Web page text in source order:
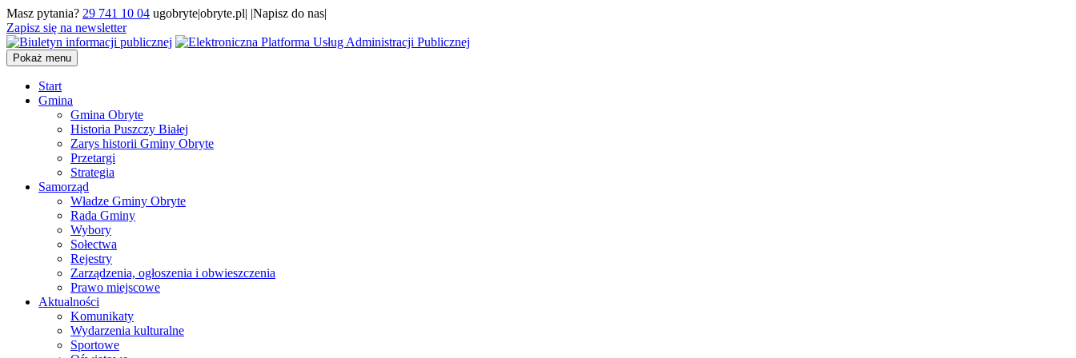
Masz pytania? 29 741 10 04 ugobryte|obryte.pl| |Napisz do nas|
Zapisz się na newsletter
Pokaż menu
Start
Gmina
Gmina Obryte
Historia Puszczy Białej
Zarys historii Gminy Obryte
Przetargi
Strategia
Samorząd
Władze Gminy Obryte
Rada Gminy
Wybory
Sołectwa
Rejestry
Zarządzenia, ogłoszenia i obwieszczenia
Prawo miejscowe
Aktualności
Komunikaty
Wydarzenia kulturalne
Sportowe